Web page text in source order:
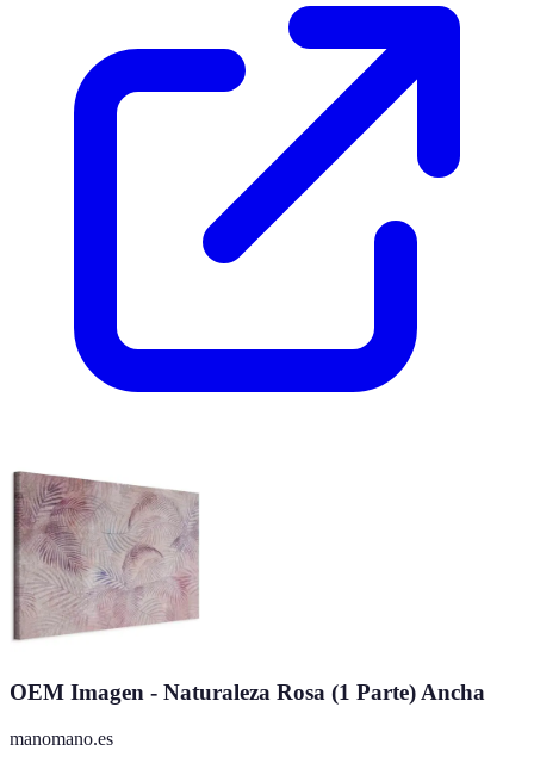
OEM Imagen - Naturaleza Rosa (1 Parte) Ancha
manomano.es